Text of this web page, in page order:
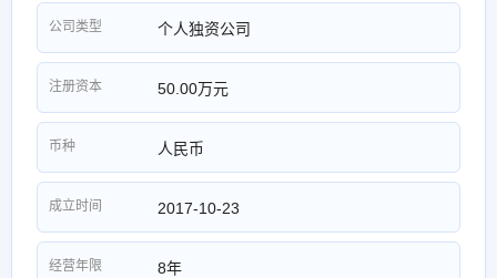
公司类型 个人独资公司
注册资本 50.00万元
币种 人民币
成立时间 2017-10-23
经营年限 8年